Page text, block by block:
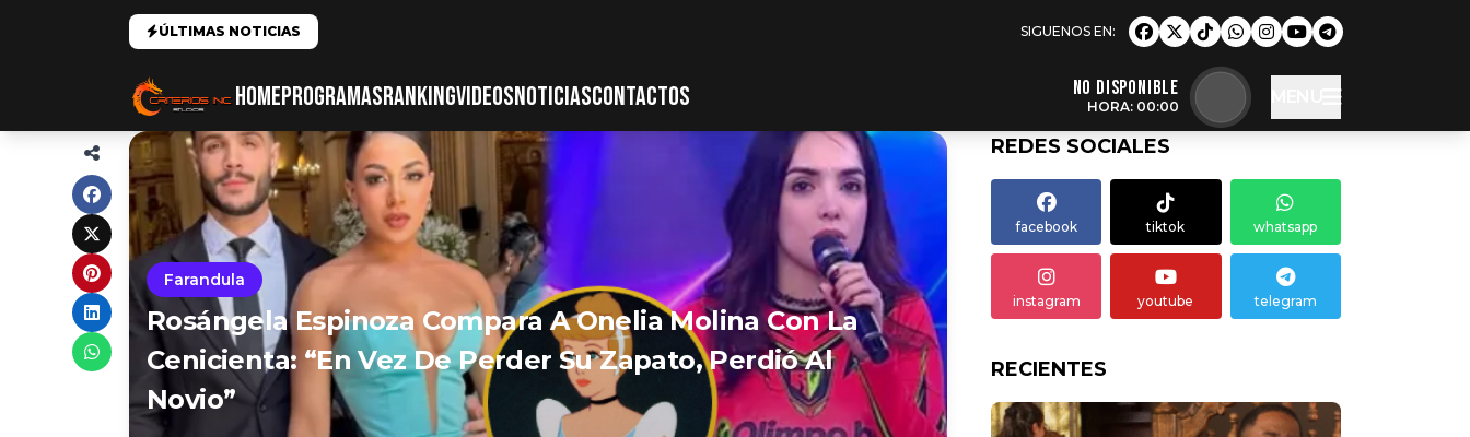
ÚLTIMAS NOTICIAS
HOMEPROGRAMASRANKINGVIDEOSNOTICIASCONTACTOS NO DISPONIBLE
HORA: 00:00
Farandula
Rosángela Espinoza Compara A Onelia Molina Con La
Cenicienta: “En Vez De Perder Su Zapato, Perdió Al
Novio”
REDES SOCIALES
facebook tiktok whatsapp
instagram youtube telegram
RECIENTES